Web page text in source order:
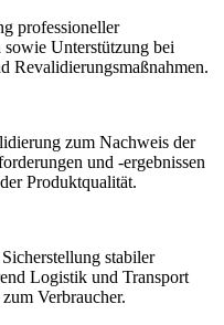
professioneller
Unterstützung bei
Revalidierungsmaßnahmen.
zum Nachweis der
und -ergebnissen
Produktqualität.
stabiler
Logistik und Transport
Verbraucher.